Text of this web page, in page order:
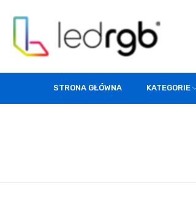
STRONA GŁÓWNA KATEGORIE